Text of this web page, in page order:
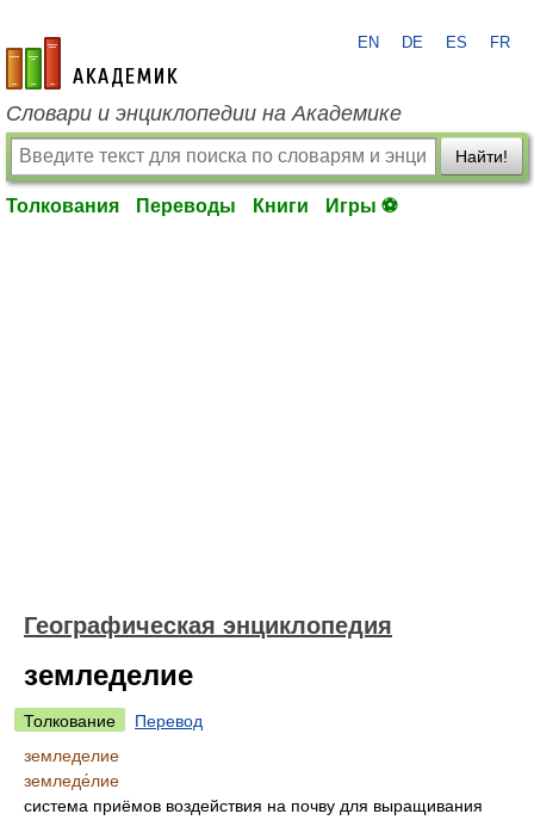
academic.ru
EN DE ES FR
Словари и энциклопедии на Академике
Найти!
Толкования Переводы Книги Игры ⚽
Географическая энциклопедия
земледелие
Толкование
Перевод
земледелие
земледе́лие
система приёмов воздействия на почву для выращивания